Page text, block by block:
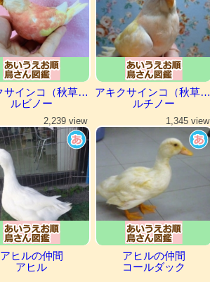
アキクサインコ（秋草インコ）
ルビノー
アキクサインコ（秋草インコ）
ルチノー
2,239 view
アヒルの仲間
アヒル
1,345 view
アヒルの仲間
コールダック